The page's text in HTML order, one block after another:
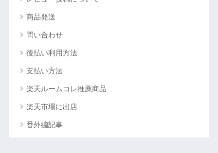
商品発送
問い合わせ
後払い利用方法
支払い方法
楽天ルームコレ推薦商品
楽天市場に出店
番外編記事